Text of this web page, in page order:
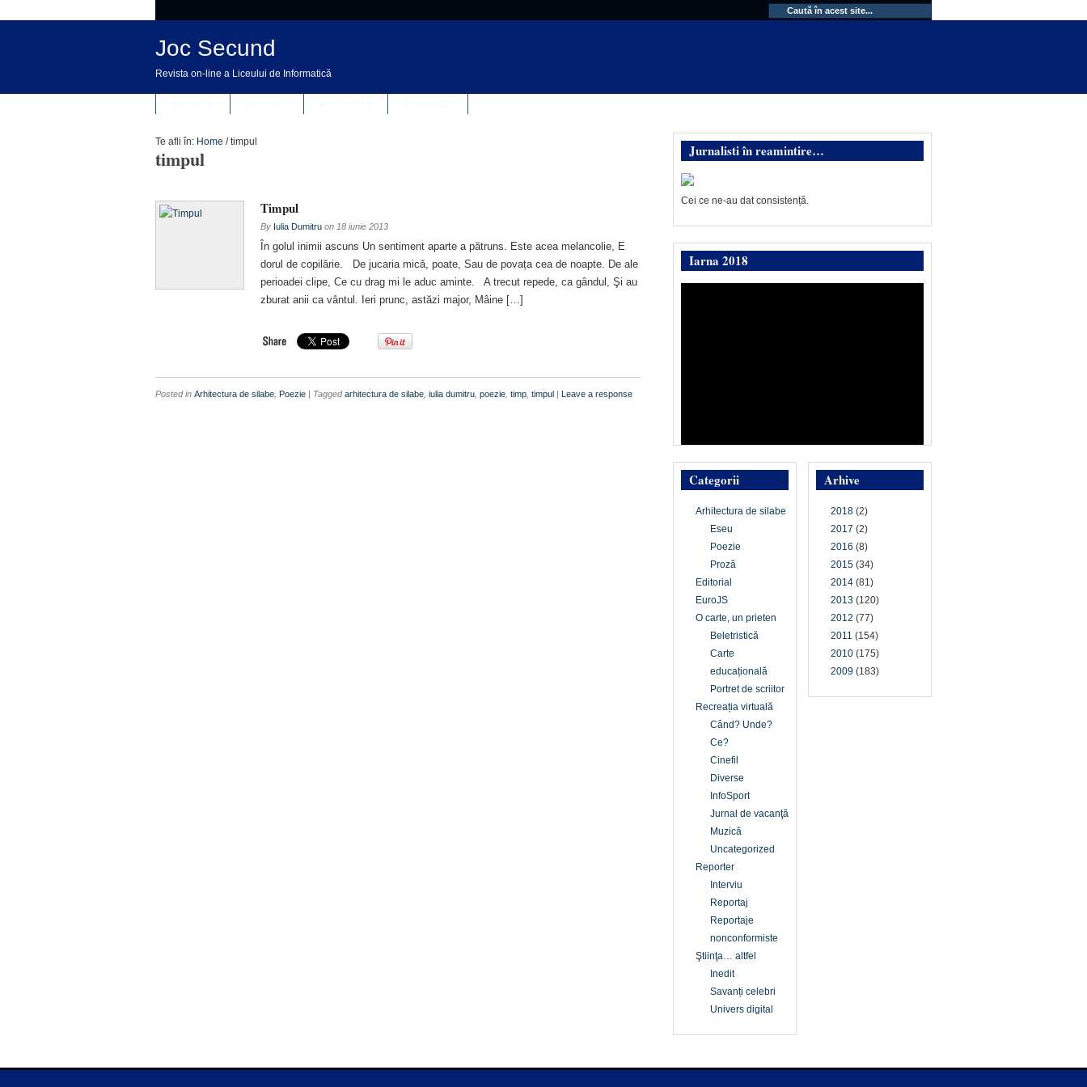
Joc Secund
Revista on-line a Liceului de Informatică
Te afli în: Home / timpul
timpul
Timpul
By Iulia Dumitru on 18 iunie 2013
În golul inimii ascuns Un sentiment aparte a pătruns. Este acea melancolie, E
dorul de copilărie. De jucaria mică, poate, Sau de povața cea de noapte. De ale
perioadei clipe, Ce cu drag mi le aduc aminte. A trecut repede, ca gândul, Şi au
zburat anii ca vântul. Ieri prunc, astăzi major, Mâine […]
Posted in Arhitectura de silabe Poezie | Taggedarhitectura de silabe iulia dumitru poezie timp timpul | Leave a response
Jurnalisti în reamintire…
Cei ce ne-au dat consistență.
Iarna 2018
Arhive
2018 (2)
2017 (2)
2016 (8)
2015 (34)
2014 (81)
2013 (120)
2012 (77)
2011 (154)
2010 (175)
2009 (183)
Categorii
Arhitectura de silabe
Eseu
Poezie
Proză
Editorial
EuroJS
O carte, un prieten
Beletristică
Carte
educațională
Portret de scriitor
Recreația virtuală
Când? Unde?
Ce?
Cinefil
Diverse
InfoSport
Jurnal de vacanţă
Muzică
Uncategorized
Reporter
Interviu
Reportaj
Reportaje
nonconformiste
Ştiinţa… altfel
Inedit
Savanți celebri
Univers digital